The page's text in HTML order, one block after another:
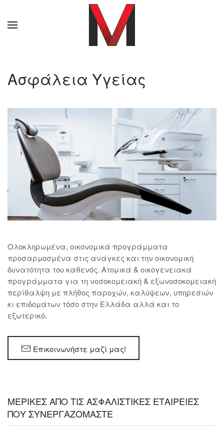
Ασφάλεια Υγείας
Ολοκληρωμένα, οικονομικά προγράμματα
προσαρμοσμένα στις ανάγκες και την οικονομική
δυνατότητα του καθενός. Ατομικά & οικογενειακά
προγράμματα για τη νοσοκομειακή & εξωνοσοκομειακή
περίθαλψη με πλήθος παροχών, καλύψεων, υπηρεσιών
κι επιδομάτων τόσο στην Ελλάδα αλλά και το
εξωτερικό.
Επικοινωνήστε μαζί μας!
ΜΕΡΙΚΕΣ ΑΠΟ ΤΙΣ ΑΣΦΑΛΙΣΤΙΚΕΣ ΕΤΑΙΡΕΙΕΣ
ΠΟΥ ΣΥΝΕΡΓΑΖΟΜΑΣΤΕ